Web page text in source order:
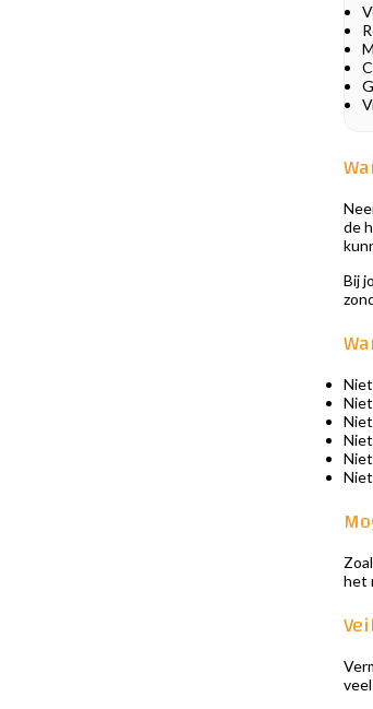
de
Bij
het